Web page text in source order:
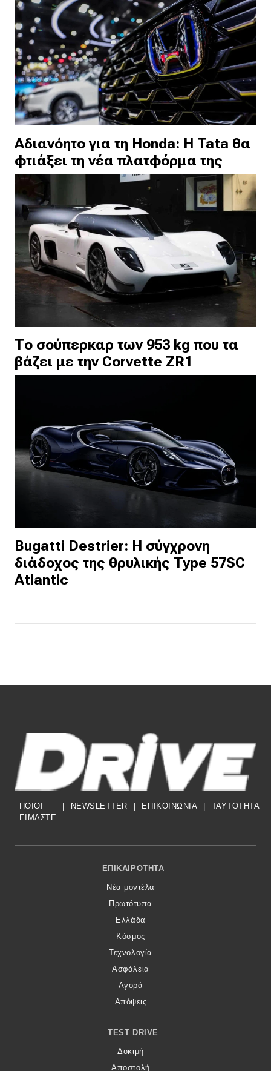
Αδιανόητο για τη Honda: Η Tata θα
φτιάξει τη νέα πλατφόρμα της
Το σούπερκαρ των 953 kg που τα
βάζει με την Corvette ZR1
Bugatti Destrier: Η σύγχρονη
διάδοχος της θρυλικής Type 57SC
Atlantic
ΠΟΙΟΙ
ΕΙΜΑΣΤΕ
NEWSLETTER ΕΠΙΚΟΙΝΩΝΙΑ TAYTOTHTA
Footer Menu
ΕΠΙΚΑΙΡΌΤΗΤΑ
Νέα μοντέλα
Πρωτότυπα
Ελλάδα
Κόσμος
Τεχνολογία
Ασφάλεια
Αγορά
Απόψεις
TEST DRIVE
Δοκιμή
Αποστολή